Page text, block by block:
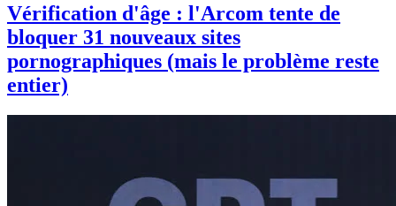
Vérification d'âge : l'Arcom tente de
bloquer 31 nouveaux sites
pornographiques (mais le problème reste
entier)